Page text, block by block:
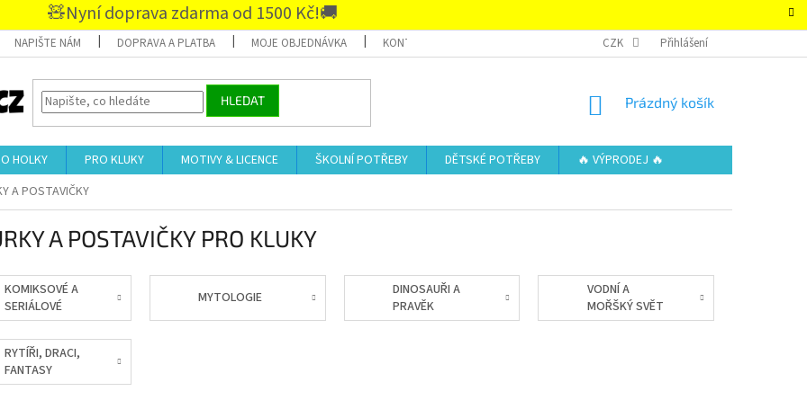
🧸Nyní doprava zdarma od 1500 Kč!🚚
NAPIŠTE NÁM DOPRAVA A PLATBA MOJE OBJEDNÁVKA KONTAKTY OBCHODNÍ PODMÍNKY – SUPER-HRACKY.CZ
CZK Přihlášení
HLEDAT
NÁKUPNÍ
Prázdný košík
HOLKY PRO KLUKY MOTIVY & LICENCE ŠKOLNÍ POTŘEBY DĚTSKÉ POTŘEBY
🔥 VÝPRODEJ 🔥
A POSTAVIČKY
A POSTAVIČKY PRO KLUKY
KOMIKSOVÉ A
SERIÁLOVÉ
FIGURKY
MYTOLOGIE
DINOSAUŘI A
PRAVĚK
VODNÍ A
MOŘŠKÝ SVĚT
RYTÍŘI, DRACI,
FANTASY